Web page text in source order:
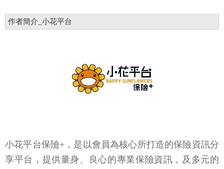
作者簡介_小花平台
小花平台保險+，是以會員為核心所打造的保險資訊分
享平台，提供量身、良心的專業保險資訊，及多元的